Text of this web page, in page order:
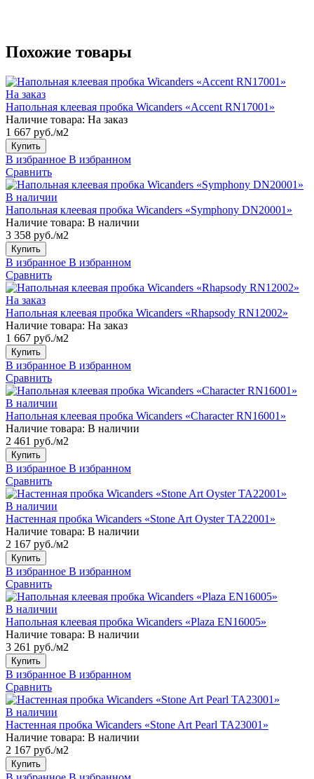
Похожие товары
На заказ
Напольная клеевая пробка Wicanders «Accent RN17001»
Наличие товара: На заказ
1 667 руб./м2
Купить
В избранное В избранном
Сравнить
В наличии
Напольная клеевая пробка Wicanders «Symphony DN20001»
Наличие товара: В наличии
3 358 руб./м2
Купить
В избранное В избранном
Сравнить
На заказ
Напольная клеевая пробка Wicanders «Rhapsody RN12002»
Наличие товара: На заказ
1 667 руб./м2
Купить
В избранное В избранном
Сравнить
В наличии
Напольная клеевая пробка Wicanders «Character RN16001»
Наличие товара: В наличии
2 461 руб./м2
Купить
В избранное В избранном
Сравнить
В наличии
Настенная пробка Wicanders «Stone Art Oyster TA22001»
Наличие товара: В наличии
2 167 руб./м2
Купить
В избранное В избранном
Сравнить
В наличии
Напольная клеевая пробка Wicanders «Plaza EN16005»
Наличие товара: В наличии
3 261 руб./м2
Купить
В избранное В избранном
Сравнить
В наличии
Настенная пробка Wicanders «Stone Art Pearl TA23001»
Наличие товара: В наличии
2 167 руб./м2
Купить